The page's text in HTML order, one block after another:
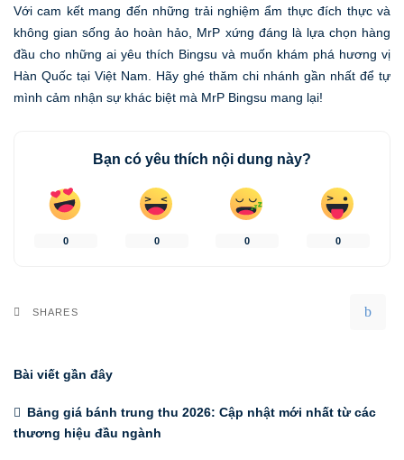
Với cam kết mang đến những trải nghiệm ẩm thực đích thực và
không gian sống ảo hoàn hảo, MrP xứng đáng là lựa chọn hàng
đầu cho những ai yêu thích Bingsu và muốn khám phá hương vị
Hàn Quốc tại Việt Nam. Hãy ghé thăm chi nhánh gần nhất để tự
mình cảm nhận sự khác biệt mà MrP Bingsu mang lại!
Bạn có yêu thích nội dung này?
0 0 0 0
SHARES
Bài viết gần đây
Bảng giá bánh trung thu 2026: Cập nhật mới nhất từ các
thương hiệu đầu ngành